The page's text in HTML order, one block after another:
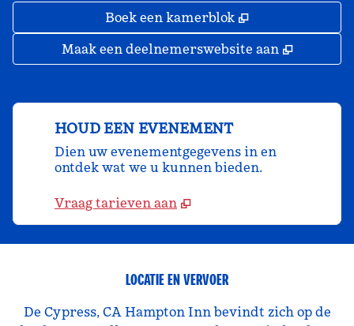
Boek een kamerblok ,
Maak een deelnemerswebsite aan ,
HOUD EEN EVENEMENT
Dien uw evenementgegevens in en
ontdek wat we u kunnen bieden.
Vraag tarieven aan
LOCATIE EN VERVOER
De Cypress, CA Hampton Inn bevindt zich op de